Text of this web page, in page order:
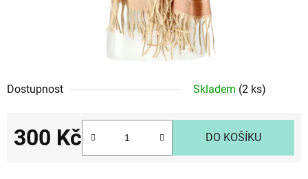
Dostupnost Skladem (2 ks)
300 Kč DO KOŠÍKU